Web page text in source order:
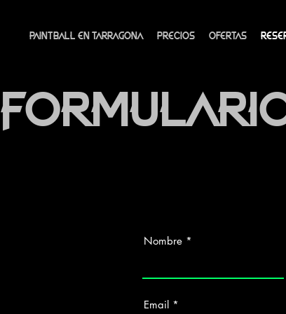
PAINTBALL EN TARRAGONA PRECIOS OFERTAS
Nombre
Email